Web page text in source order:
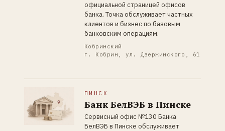
официальной страницей офисов
банка. Точка обслуживает частных
клиентов и бизнес по базовым
банковским операциям.
Кобринский
г. Кобрин, ул. Дзержинского, 61
ПИНСК
Банк БелВЭБ в Пинске
Сервисный офис №130 Банка
БелВЭБ в Пинске обслуживает